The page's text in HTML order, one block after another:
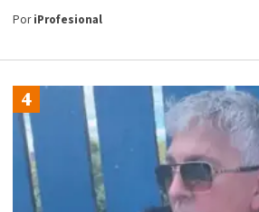
PoriProfesional